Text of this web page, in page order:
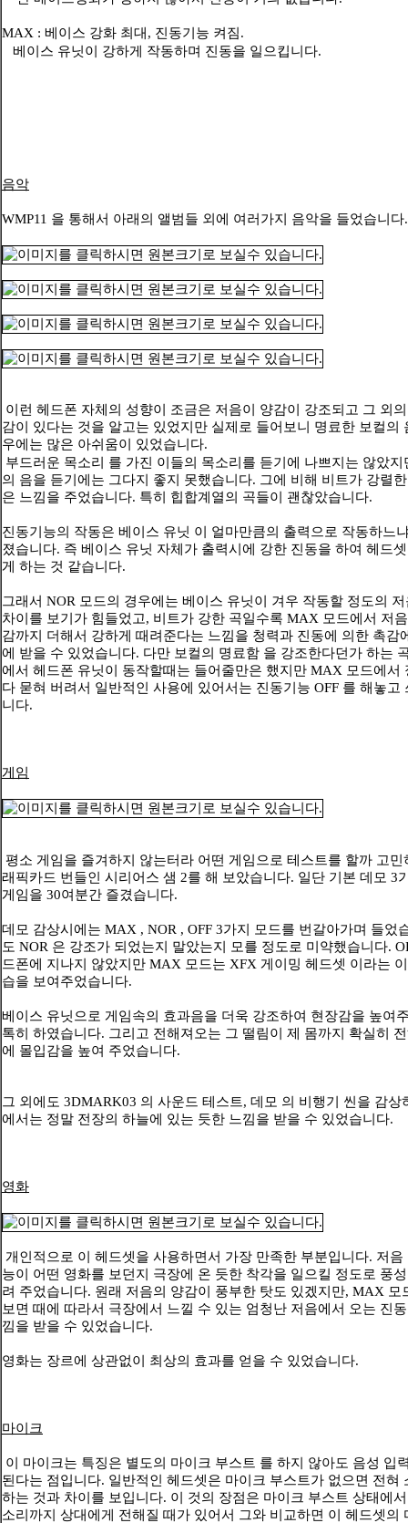
MAX : 베이스 강화 최대, 진동기능 켜짐.
베이스 유닛이 강하게 작동하며 진동을 일으킵니다.
음악
WMP11 을 통해서 아래의 앨범들 외에 여러가지 음악을 들었습니다.
이런 헤드폰 자체의 성향이 조금은 저음이 양감이 강조되고 그 외
감이 있다는 것을 알고는 있었지만 실제로 들어보니 명료한 보컬의
우에는 많은 아쉬움이 있었습니다.
부드러운 목소리 를 가진 이들의 목소리를 듣기에 나쁘지는 않았지
의 음을 듣기에는 그다지 좋지 못했습니다. 그에 비해 비트가 강렬
은 느낌을 주었습니다. 특히 힙합계열의 곡들이 괜찮았습니다.
진동기능의 작동은 베이스 유닛 이 얼마만큼의 출력으로 작동하느
졌습니다. 즉 베이스 유닛 자체가 출력시에 강한 진동을 하여 헤드
게 하는 것 같습니다.
그래서 NOR 모드의 경우에는 베이스 유닛이 겨우 작동할 정도의
차이를 보기가 힘들었고, 비트가 강한 곡일수록 MAX 모드에서 저
감까지 더해서 강하게 때려준다는 느낌을 청력과 진동에 의한 촉감
에 받을 수 있었습니다. 다만 보컬의 명료함 을 강조한다던가 하는
에서 헤드폰 유닛이 동작할때는 들어줄만은 했지만 MAX 모드에서
다 묻혀 버려서 일반적인 사용에 있어서는 진동기능 OFF 를 해놓고
니다.
게임
평소 게임을 즐겨하지 않는터라 어떤 게임으로 테스트를 할까 고민
래픽카드 번들인 시리어스 샘 2를 해 보았습니다. 일단 기본 데모 3
게임을 30여분간 즐겼습니다.
데모 감상시에는 MAX , NOR , OFF 3가지 모드를 번갈아가며 들었
도 NOR 은 강조가 되었는지 말았는지 모를 정도로 미약했습니다.
드폰에 지나지 않았지만 MAX 모드는 XFX 게이밍 헤드셋 이라는
습을 보여주었습니다.
베이스 유닛으로 게임속의 효과음을 더욱 강조하여 현장감을 높여
톡히 하였습니다. 그리고 전해져오는 그 떨림이 제 몸까지 확실히
에 몰입감을 높여 주었습니다.
그 외에도 3DMARK03 의 사운드 테스트, 데모 의 비행기 씬을 감
에서는 정말 전장의 하늘에 있는 듯한 느낌을 받을 수 있었습니다.
영화
개인적으로 이 헤드셋을 사용하면서 가장 만족한 부분입니다. 저음
능이 어떤 영화를 보던지 극장에 온 듯한 착각을 일으킬 정도로 풍
려 주었습니다. 원래 저음의 양감이 풍부한 탓도 있겠지만, MAX 모
보면 때에 따라서 극장에서 느낄 수 있는 엄청난 저음에서 오는 진
낌을 받을 수 있었습니다.
영화는 장르에 상관없이 최상의 효과를 얻을 수 있었습니다.
마이크
이 마이크는 특징은 별도의 마이크 부스트 를 하지 않아도 음성 입
된다는 점입니다. 일반적인 헤드셋은 마이크 부스트가 없으면 전혀
하는 것과 차이를 보입니다. 이 것의 장점은 마이크 부스트 상태에
소리까지 상대에게 전해질 때가 있어서 그와 비교하면 이 헤드셋의